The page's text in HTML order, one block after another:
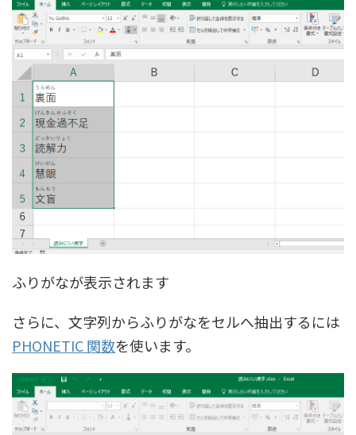
ふりがなが表示されます
さらに、文字列からふりがなをセルへ抽出するには
PHONETIC 関数を使います。